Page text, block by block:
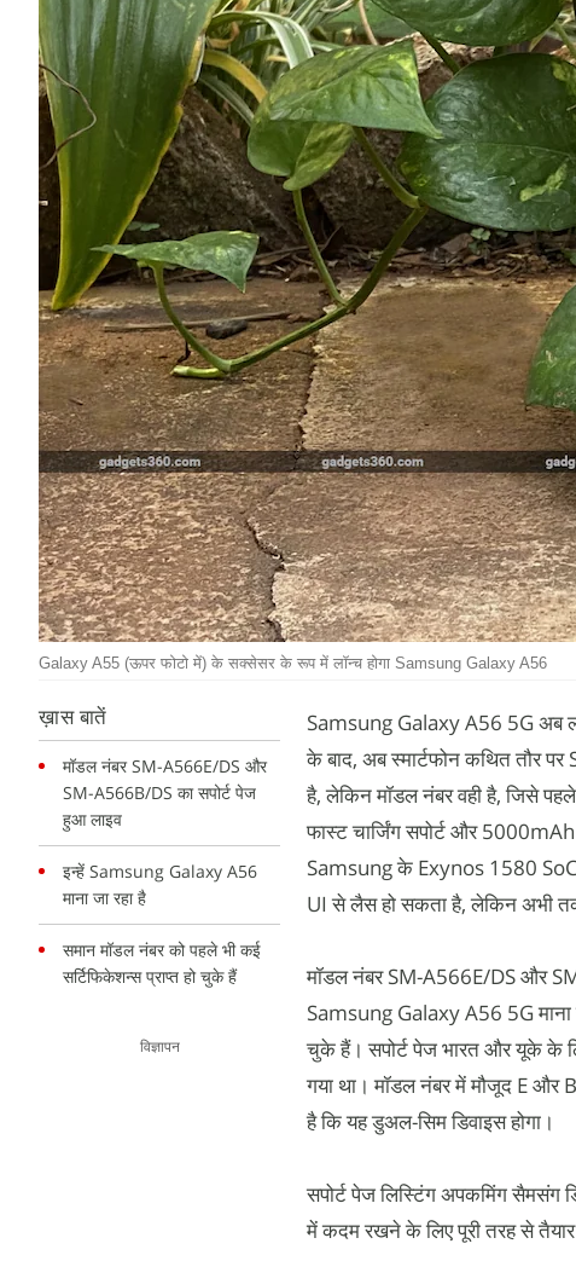
Galaxy A55 (ऊपर फोटो में) के सक्सेसर के रूप में लॉन्च होगा Samsung Galaxy A56
ख़ास बातें
मॉडल नंबर SM-A566E/DS और
SM-A566B/DS का सपोर्ट पेज
हुआ लाइव
इन्हें Samsung Galaxy A56
माना जा रहा है
समान मॉडल नंबर को पहले भी कई
सर्टिफिकेशन्स प्राप्त हो चुके हैं
विज्ञापन
Samsung Galaxy A56 5G अब
के बाद, अब स्मार्टफोन कथित तौर पर
है, लेकिन मॉडल नंबर वही है, जिसे
फास्ट चार्जिंग सपोर्ट और
Samsung के Exynos 1580 SoC
UI से लैस हो सकता है, लेकिन अभी
मॉडल नंबर SM-A566E/DS और
Samsung Galaxy A56 5G माना
चुके हैं। सपोर्ट पेज भारत और यूके के
गया था। मॉडल नंबर में मौजूद E और B
है कि यह डुअल-सिम डिवाइस होगा।
सपोर्ट पेज लिस्टिंग अपकमिंग सैमसंग
में कदम रखने के लिए पूरी तरह से